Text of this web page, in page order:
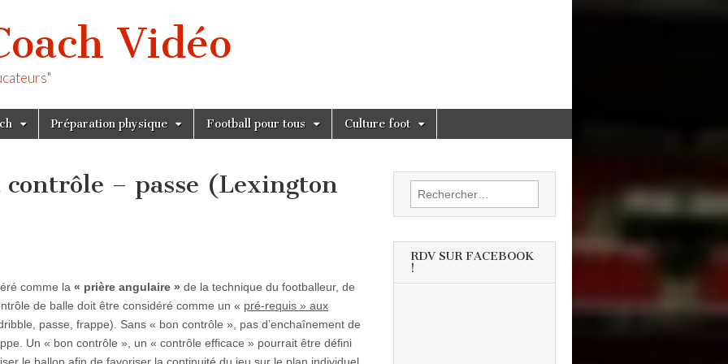
Vidéo
Préparation physique Football pour tous Culture foot
contrôle – passe (Lexington
comme la « prière angulaire » de la technique du footballeur, de
de balle doit être considéré comme un « pré-requis » aux
passe, frappe). Sans « bon contrôle », pas d’enchaînement de
Un « bon contrôle », un « contrôle efficace » pourrait être défini
Rechercher :
RDV SUR FACEBOOK
!